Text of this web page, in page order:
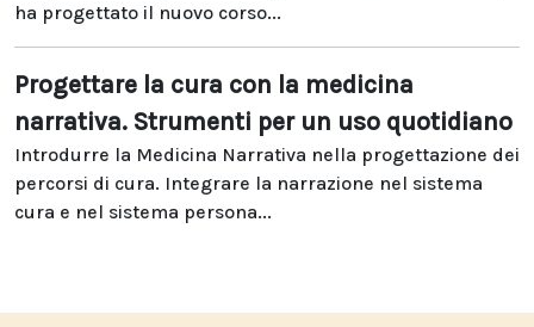
ha progettato il nuovo corso...
Progettare la cura con la medicina
narrativa. Strumenti per un uso quotidiano
Introdurre la Medicina Narrativa nella progettazione dei
percorsi di cura. Integrare la narrazione nel sistema
cura e nel sistema persona...